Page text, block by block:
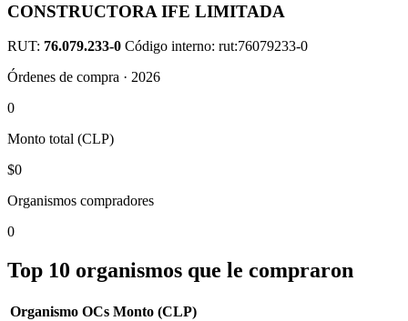
CONSTRUCTORA IFE LIMITADA
RUT: 76.079.233-0 Código interno: rut:76079233-0
Órdenes de compra · 2026
0
Monto total (CLP)
$0
Organismos compradores
0
Top 10 organismos que le compraron
Organismo OCs Monto (CLP)